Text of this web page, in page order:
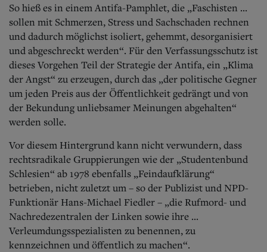
So hieß es in einem Antifa-Pamphlet, die „Faschisten ...
sollen mit Schmerzen, Stress und Sachschaden rechnen
und dadurch möglichst isoliert, gehemmt, desorganisiert
und abgeschreckt werden“. Für den Verfassungsschutz ist
dieses Vorgehen Teil der Strategie der Antifa, ein „Klima
der Angst“ zu erzeugen, durch das „der politische Gegner
um jeden Preis aus der Öffentlichkeit gedrängt und von
der Bekundung unliebsamer Meinungen abgehalten“
werden solle.
Vor diesem Hintergrund kann nicht verwundern, dass
rechtsradikale Gruppierungen wie der „Studentenbund
Schlesien“ ab 1978 ebenfalls „Feindaufklärung“
betrieben, nicht zuletzt um – so der Publizist und NPD-
Funktionär Hans-Michael Fiedler – „die Rufmord- und
Nachredezentralen der Linken sowie ihre ...
Verleumdungsspezialisten zu benennen, zu
kennzeichnen und öffentlich zu machen“.